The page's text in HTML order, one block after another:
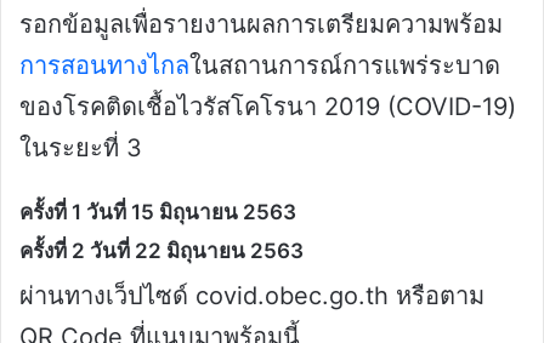
รอกข้อมูลเพื่อรายงานผลการเตรียมความพร้อม
การสอนทางไกลในสถานการณ์การแพร่ระบาด
ของโรคติดเชื้อไวรัสโคโรนา 2019 (COVID-19)
ในระยะที่ 3
ครั้งที่ 1 วันที่ 15 มิถุนายน 2563
ครั้งที่ 2 วันที่ 22 มิถุนายน 2563
ผ่านทางเว็ปไซด์ covid.obec.go.th หรือตาม
QR Code ที่แนบมาพร้อมนี้